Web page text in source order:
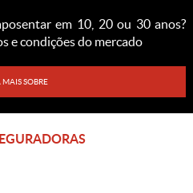
em 10, 20 ou 30 anos?
e condições do mercado
MAIS SOBRE